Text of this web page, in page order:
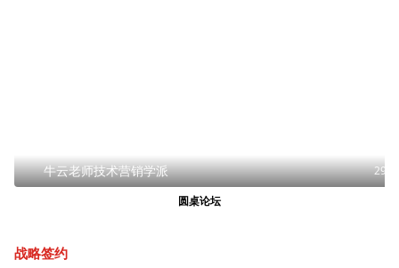
牛云老师技术营销学派 29
圆桌论坛
战略签约